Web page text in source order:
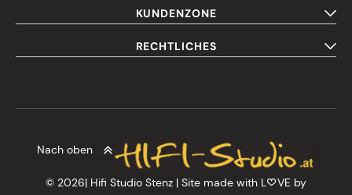
KUNDENZONE
RECHTLICHES
Nach oben
© 2026| Hifi Studio Stenz | Site made with L VE by